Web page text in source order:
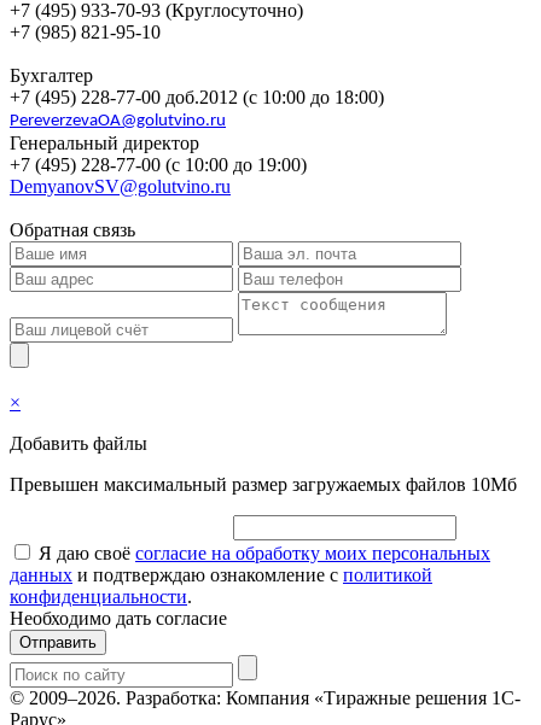
+7 (495) 933-70-93 (Круглосуточно)
+7 (985) 821-95-10
Бухгалтер
+7 (495) 228-77-00 доб.2012 (с 10:00 до 18:00)
PereverzevaOA@golutvino.ru
Генеральный директор
+7 (495) 228-77-00 (с 10:00 до 19:00)
DemyanovSV@golutvino.ru
Обратная связь
×
Добавить файлы
Превышен максимальный размер загружаемых файлов 10Мб
Я даю своё согласие на обработку моих персональных
данных и подтверждаю ознакомление с политикой
конфиденциальности.
Необходимо дать согласие
Отправить
© 2009–2026. Разработка: Компания «Тиражные решения 1С-
Рарус»